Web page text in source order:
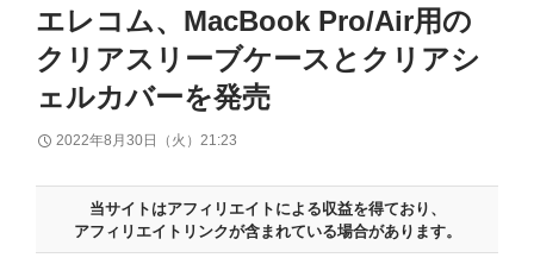
エレコム、MacBook Pro/Air用の
クリアスリーブケースとクリアシ
ェルカバーを発売
2022年8月30日（火）21:23
当サイトはアフィリエイトによる収益を得ており、
アフィリエイトリンクが含まれている場合があります。